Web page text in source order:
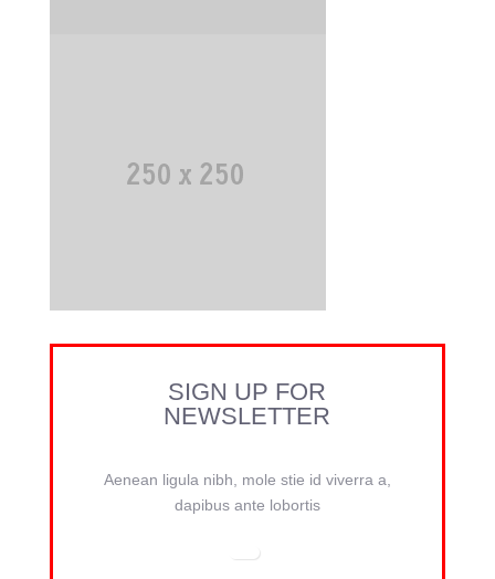
SIGN UP FOR
NEWSLETTER
Aenean ligula nibh, mole stie id viverra a,
dapibus ante lobortis